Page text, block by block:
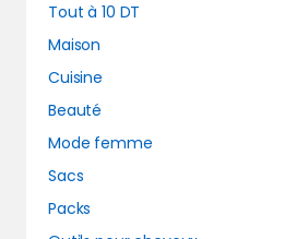
Tout à 10 DT
Maison
Cuisine
Beauté
Mode femme
Sacs
Packs